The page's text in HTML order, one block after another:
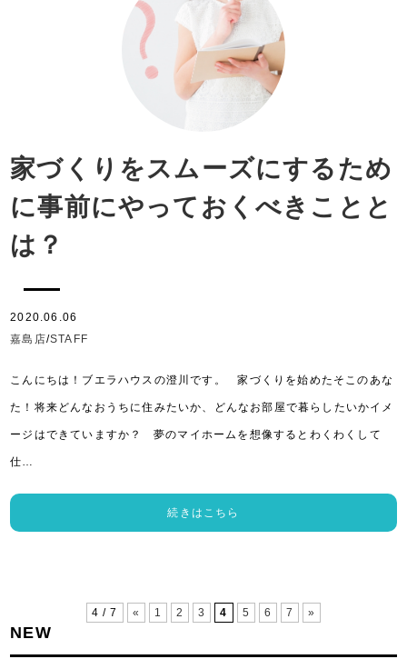
家づくりをスムーズにするため
に事前にやっておくべきことと
は？
2020.06.06
嘉島店/STAFF
こんにちは！ブエラハウスの澄川です。 家づくりを始めたそこのあな
た！将来どんなおうちに住みたいか、どんなお部屋で暮らしたいかイメ
ージはできていますか？ 夢のマイホームを想像するとわくわくして
仕…
続きはこちら
4 / 7 « 1 2 3 4 5 6 7 »
NEW